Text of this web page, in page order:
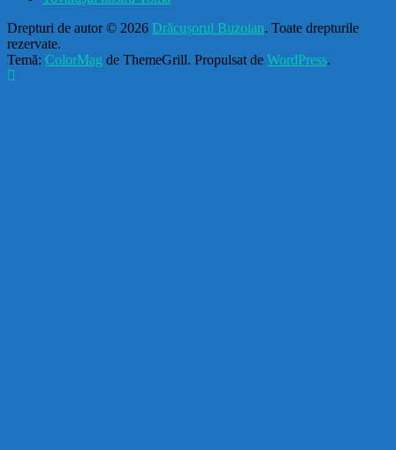
Drepturi de autor © 2026 Drăcușorul Buzoian. Toate drepturile
rezervate.
Temă: ColorMag de ThemeGrill. Propulsat de WordPress.